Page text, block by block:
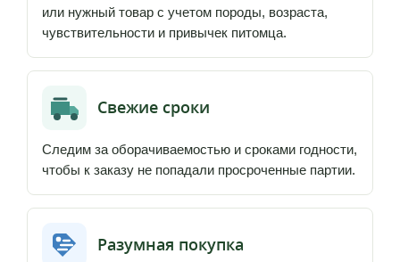
или нужный товар с учетом породы, возраста,
чувствительности и привычек питомца.
Свежие сроки
Следим за оборачиваемостью и сроками годности,
чтобы к заказу не попадали просроченные партии.
Разумная покупка